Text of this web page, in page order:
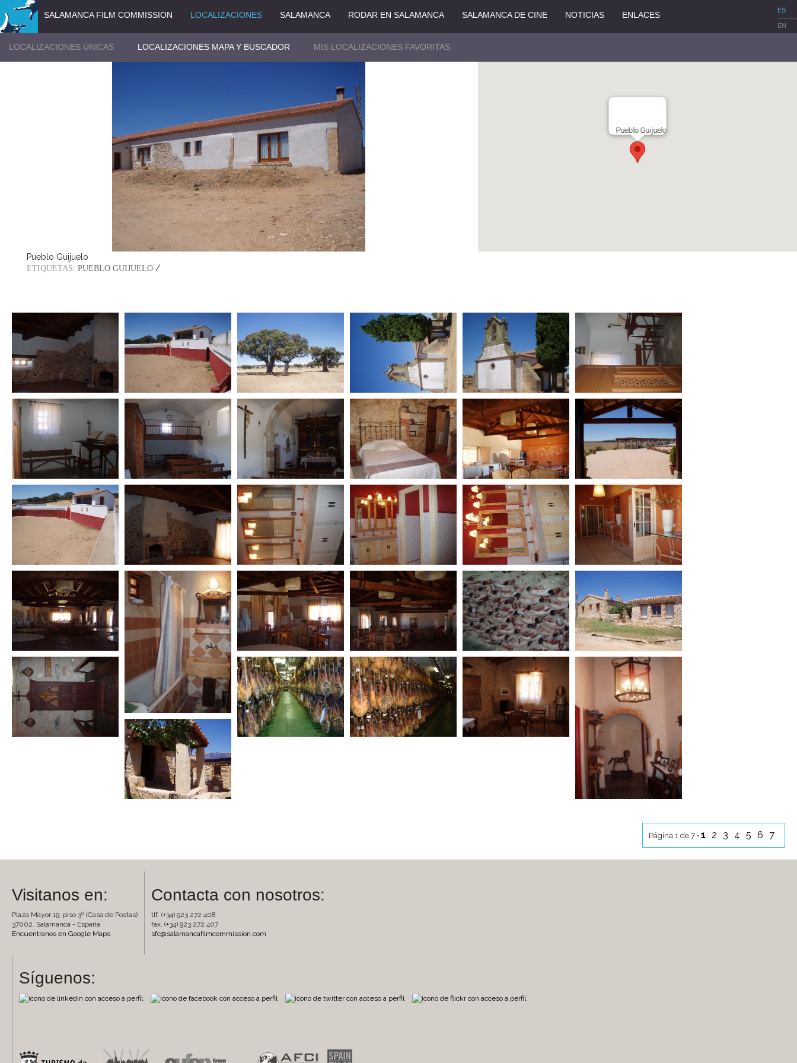
ES
EN
SALAMANCA FILM COMMISSION LOCALIZACIONES SALAMANCA RODAR EN SALAMANCA SALAMANCA DE CINE NOTICIAS ENLACES
LOCALIZACIONES ÚNICAS LOCALIZACIONES MAPA Y BUSCADOR MIS LOCALIZACIONES FAVORITAS
Pueblo Guijuelo
Pueblo Guijuelo
ETIQUETAS: PUEBLO GUIJUELO /
Página 1 de 7 • 1 2 3 4 5 6 7
Visitanos en:
Plaza Mayor 19, piso 3º (Casa de Postas)
37002. Salamanca - España
Encuentranos en Google Maps
Contacta con nosotros:
tlf. (+34) 923 272 408
fax. (+34) 923 272 407
sfc@salamancafilmcommission.com
Síguenos: